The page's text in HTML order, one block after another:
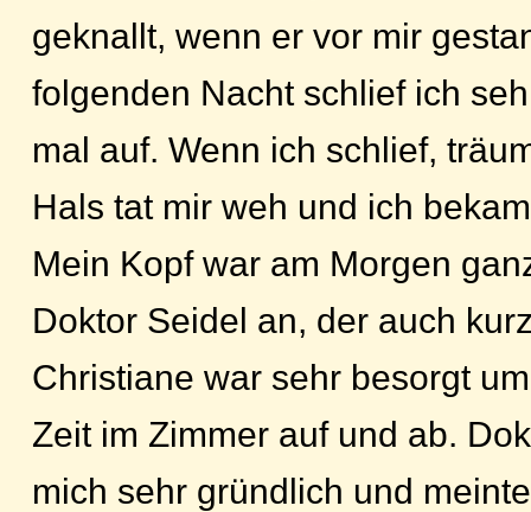
geknallt, wenn er vor mir
folgenden Nacht schlief ich
mal auf. Wenn ich schlief,
Hals tat mir weh und ich
Mein Kopf war am Morgen
Doktor Seidel an, der auch
Christiane war sehr besorgt
Zeit im Zimmer auf und ab.
mich sehr gründlich und